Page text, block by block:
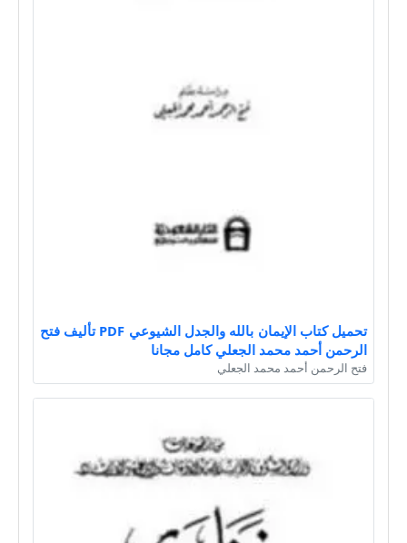
تحميل كتاب الإيمان بالله والجدل الشيوعي PDF تأليف فتح
الرحمن أحمد محمد الجعلي كامل مجانا
فتح الرحمن أحمد محمد الجعلي